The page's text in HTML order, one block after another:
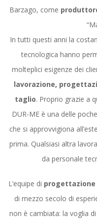
Barzago, come
In tutti questi anni la
tecnologica hanno
molteplici esigenze dei
lavorazione,
taglio. Proprio grazie a
DUR-ME è una delle
che si approvvigiona
prima. Qualsiasi altra
da personale
L’equipe di
di mezzo secolo di
non è cambiata: la voglia